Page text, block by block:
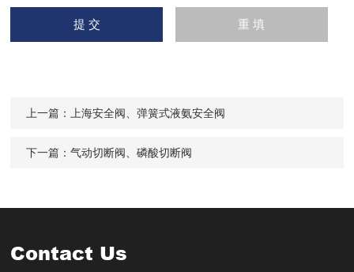
上一篇： 上海安全阀、弹簧式液氨安全阀
下一篇：气动切断阀、磷酸切断阀
Contact Us